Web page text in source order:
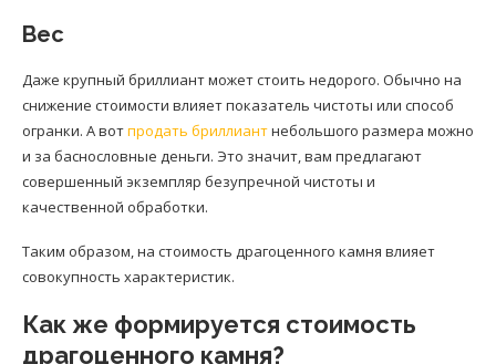
Вес
Даже крупный бриллиант может стоить недорого. Обычно на
снижение стоимости влияет показатель чистоты или способ
огранки. А вотпродать бриллиантнебольшого размера можно
и за баснословные деньги. Это значит, вам предлагают
совершенный экземпляр безупречной чистоты и
качественной обработки.
Таким образом, на стоимость драгоценного камня влияет
совокупность характеристик.
Как же формируется стоимость
драгоценного камня?